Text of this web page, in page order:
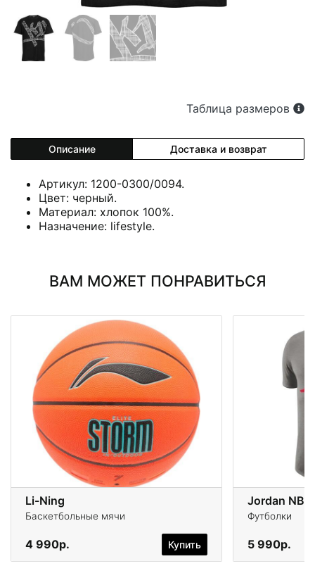
Таблица размеров
Описание Доставка и возврат
Артикул: 1200-0300/0094.
Цвет: черный.
Материал: хлопок 100%.
Назначение: lifestyle.
ВАМ МОЖЕТ ПОНРАВИТЬСЯ
Li-Ning
Баскетбольные мячи
4 990р. Купить
Футболки
5 990р.